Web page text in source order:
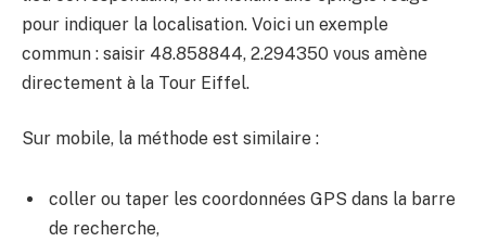
pour indiquer la localisation. Voici un exemple
commun : saisir 48.858844, 2.294350 vous amène
directement à la Tour Eiffel.
Sur mobile, la méthode est similaire :
coller ou taper les coordonnées GPS dans la barre
de recherche,